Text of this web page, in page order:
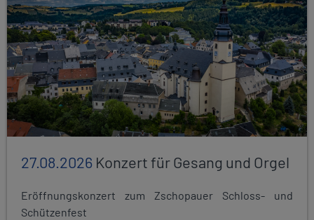
27.08.2026 Konzert für Gesang und Orgel
Eröffnungskonzert zum Zschopauer Schloss- und
Schützenfest